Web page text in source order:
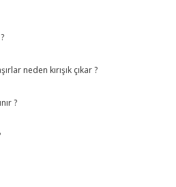
neden kırışık çıkar ?
?